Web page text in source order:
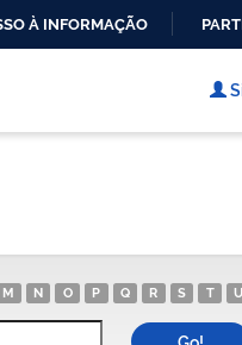
À INFORMAÇÃO
M N O P Q R S T U